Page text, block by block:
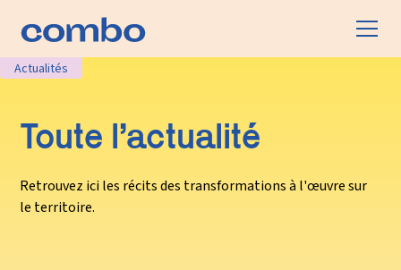
Actualités
Toute l’actualité
Retrouvez ici les récits des transformations à l'œuvre sur
le territoire.